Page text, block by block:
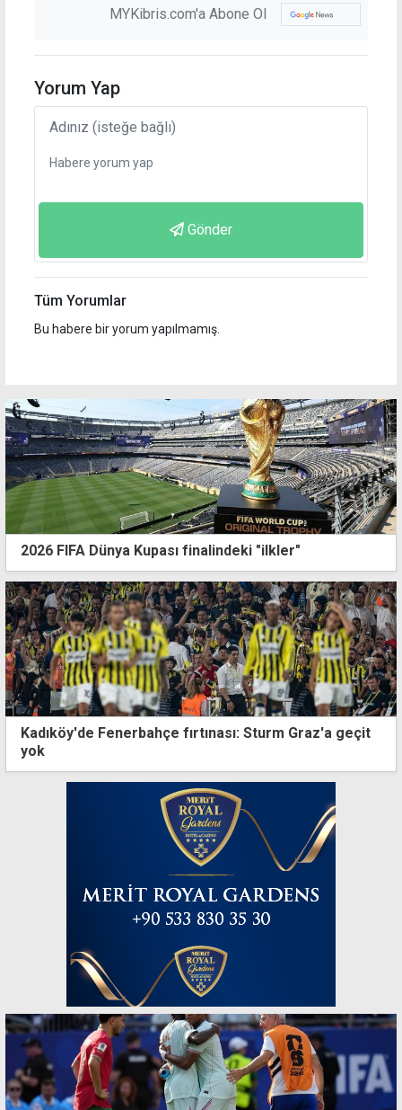
MYKibris.com'a Abone Ol
Yorum Yap
Gönder
Tüm Yorumlar
Bu habere bir yorum yapılmamış.
2026 FIFA Dünya Kupası finalindeki "ilkler"
Kadıköy'de Fenerbahçe fırtınası: Sturm Graz'a geçit
yok